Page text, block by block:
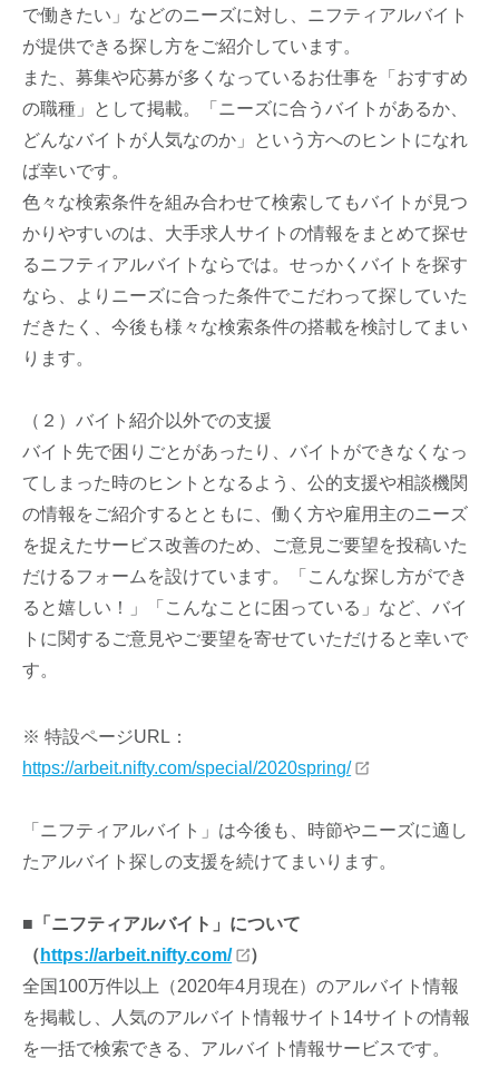
で働きたい」などのニーズに対し、ニフティアルバイト
が提供できる探し方をご紹介しています。
また、募集や応募が多くなっているお仕事を「おすすめ
の職種」として掲載。「ニーズに合うバイトがあるか、
どんなバイトが人気なのか」という方へのヒントになれ
ば幸いです。
色々な検索条件を組み合わせて検索してもバイトが見つ
かりやすいのは、大手求人サイトの情報をまとめて探せ
るニフティアルバイトならでは。せっかくバイトを探す
なら、よりニーズに合った条件でこだわって探していた
だきたく、今後も様々な検索条件の搭載を検討してまい
ります。
（２）バイト紹介以外での支援
バイト先で困りごとがあったり、バイトができなくなっ
てしまった時のヒントとなるよう、公的支援や相談機関
の情報をご紹介するとともに、働く方や雇用主のニーズ
を捉えたサービス改善のため、ご意見ご要望を投稿いた
だけるフォームを設けています。「こんな探し方ができ
ると嬉しい！」「こんなことに困っている」など、バイ
トに関するご意見やご要望を寄せていただけると幸いで
す。
※ 特設ページURL：
https://arbeit.nifty.com/special/2020spring/
「ニフティアルバイト」は今後も、時節やニーズに適し
たアルバイト探しの支援を続けてまいります。
■「ニフティアルバイト」について
（ https://arbeit.nifty.com/
）
全国100万件以上（2020年4月現在）のアルバイト情報
を掲載し、人気のアルバイト情報サイト14サイトの情報
を一括で検索できる、アルバイト情報サービスです。